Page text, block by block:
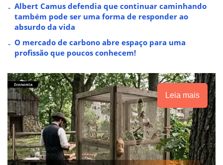
Albert Camus defendia que continuar caminhando
também pode ser uma forma de responder ao
absurdo da vida
O mercado de carbono abre espaço para uma
profissão que poucos conhecem!
Leia mais